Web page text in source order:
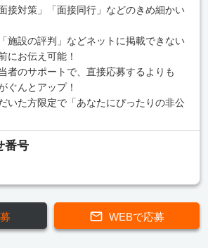
接対策」「面接同行」などのきめ細かい
施設の評判」などネットに掲載できない
にお伝え可能！
者のサポートで、直接応募するよりも
ぐんとアップ！
いた方限定で「あなたにぴったりの非公
番号
WEBで応募